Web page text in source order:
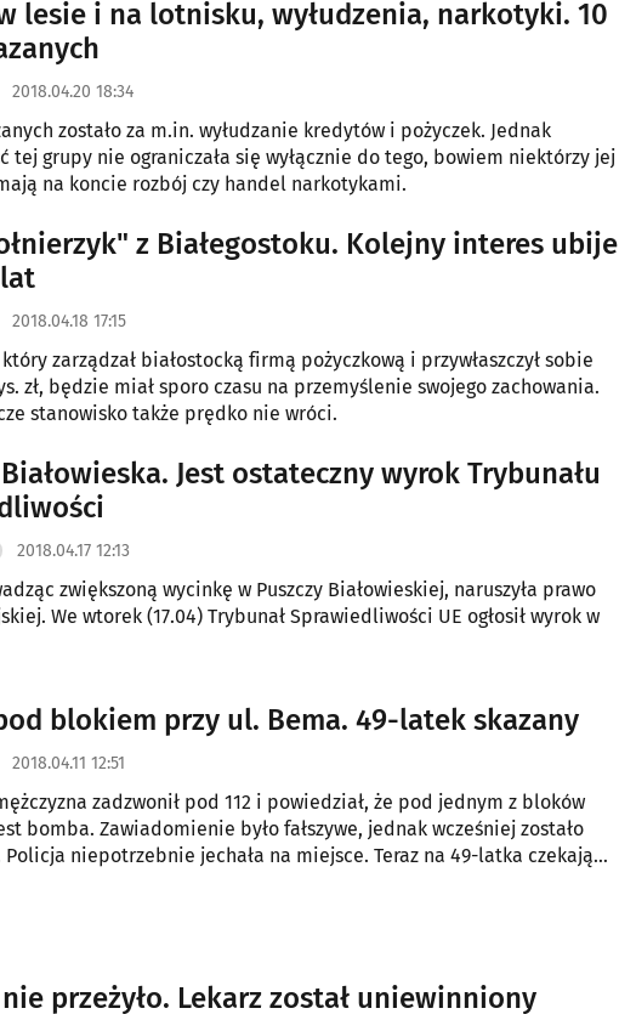
lesie i na lotnisku, wyłudzenia, narkotyki. 10
2018.04.20 18:34
zostało za m.in. wyłudzanie kredytów i pożyczek. Jednak
tej grupy nie ograniczała się wyłącznie do tego, bowiem niektórzy jej
na koncie rozbój czy handel narkotykami.
z Białegostoku. Kolejny interes ubije
2018.04.18 17:15
który zarządzał białostocką firmą pożyczkową i przywłaszczył sobie
zł, będzie miał sporo czasu na przemyślenie swojego zachowania.
stanowisko także prędko nie wróci.
Jest ostateczny wyrok Trybunału
2018.04.17 12:13
zwiększoną wycinkę w Puszczy Białowieskiej, naruszyła prawo
We wtorek (17.04) Trybunał Sprawiedliwości UE ogłosił wyrok w
blokiem przy ul. Bema. 49-latek skazany
2018.04.11 12:51
zadzwonił pod 112 i powiedział, że pod jednym z bloków
bomba. Zawiadomienie było fałszywe, jednak wcześniej zostało
Policja niepotrzebnie jechała na miejsce. Teraz na 49-latka czekają
przeżyło. Lekarz został uniewinniony